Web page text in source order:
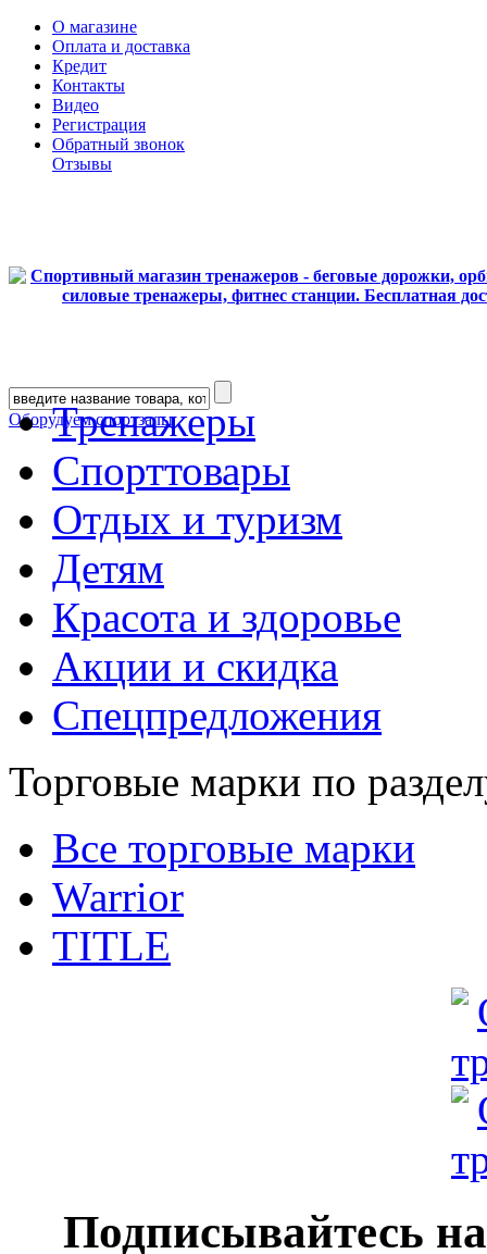
О магазине
Оплата и доставка
Кредит
Контакты
Видео
Регистрация
Обратный звонок
Отзывы
Оборудуем спортзалы
Тренажеры
Спорттовары
Отдых и туризм
Детям
Красота и здоровье
Акции и скидка
Спецпредложения
Торговые марки по
Все торговые марки
Warrior
TITLE
Подписывайтесь